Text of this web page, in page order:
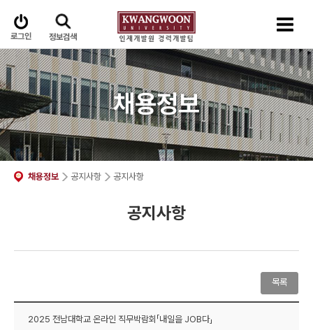
로그인 정보검색
채용정보
채용정보 공지사항 공지사항
공지사항
목록
​2025 전남대학교 온라인 직무박람회「내일을 JOB다」